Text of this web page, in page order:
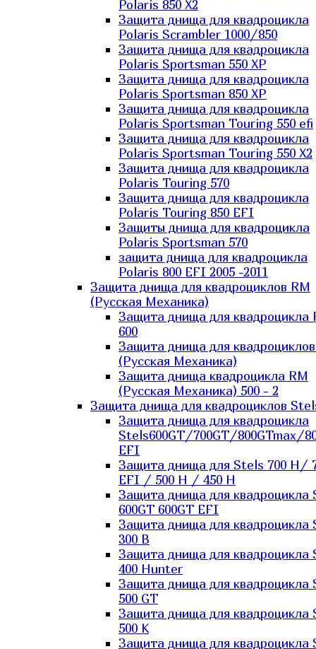
Polaris 850 X2
Защита днища для квадроцикла
Polaris Scrambler 1000/850
Защита днища для квадроцикла
Polaris Sportsman 550 XP
Защита днища для квадроцикла
Polaris Sportsman 850 XP
Защита днища для квадроцикла
Polaris Sportsman Touring 550 efi
Защита днища для квадроцикла
Polaris Sportsman Touring 550 X2
Защита днища для квадроцикла
Polaris Touring 570
Защита днища для квадроцикла
Polaris Touring 850 EFI
Защиты днища для квадроцикла
Polaris Sportsman 570
защита днища для квадроцикла
Polaris 800 EFI 2005 -2011
Защита днища для квадроциклов RM
(Русская Механика)
Защита днища для квадроцикла
600
Защита днища для
(Русская Механика)
Защита днища квадроцикла RM
(Русская Механика) 500 - 2
Защита днища для квадроциклов
Защита днища для квадроцикла
Stels600GT/700GT/800GTmax/
EFI
Защита днища для Stels 700 H/
EFI / 500 H / 450 H
Защита днища для квадроцикла
600GT 600GT EFI
Защита днища для квадроцикла
300 B
Защита днища для квадроцикла
400 Hunter
Защита днища для квадроцикла
500 GT
Защита днища для квадроцикла
500 K
Защита днища для квадроцикла